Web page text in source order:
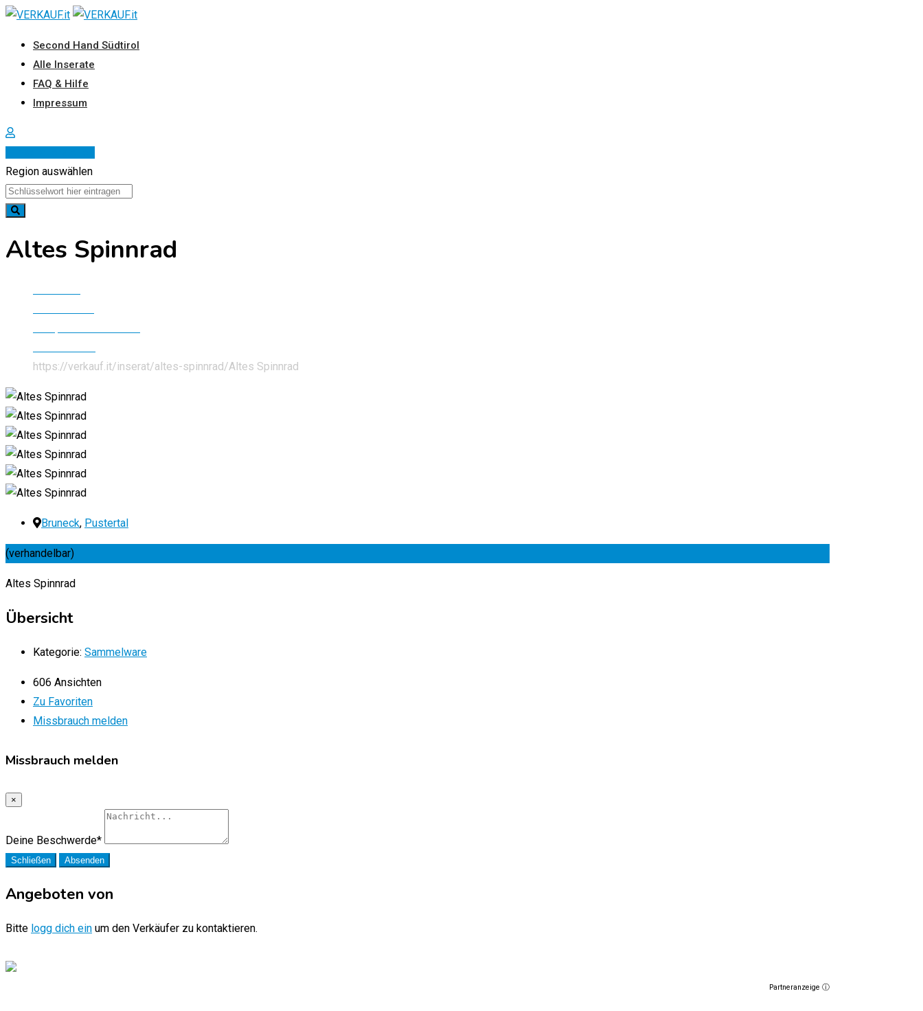
Zum
springen
Second Hand Südtirol
Alle Inserate
FAQ & Hilfe
Impressum
Region auswählen
Altes Spinnrad
https://verkauf.it/inserat/altes-spinnrad/Altes Spinnrad
Bruneck, Pustertal
(verhandelbar)
Altes Spinnrad
Übersicht
Kategorie: Sammelware
606 Ansichten
Zu Favoriten
Missbrauch melden
Missbrauch melden
×
Deine Beschwerde*
Schließen Absenden
Angeboten von
Bitte logg dich ein um den Verkäufer zu kontaktieren.
Partneranzeige ⓘ